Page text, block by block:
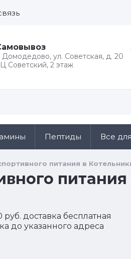
Домодедово, ул. Советская, д. 20
Советский, 2 этаж
Пептиды Все
питания в
руб. доставка бесплатная
до указанного адреса